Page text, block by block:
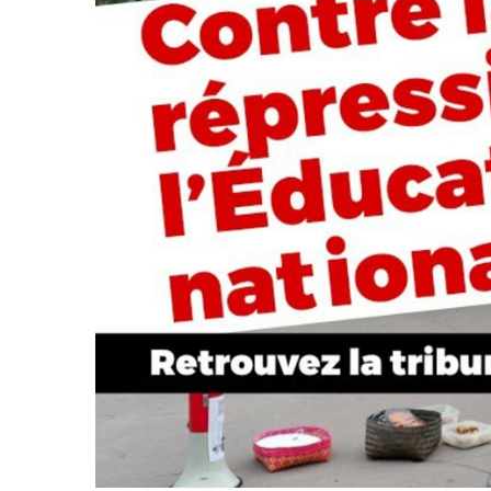
2011
Université
d’été
2012
Université
Université
d’été
2014
Université
d’été
Université
Université
2019
Université
Université